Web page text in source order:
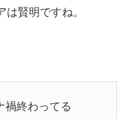
賢明ですね。
禍終わってる